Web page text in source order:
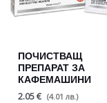
ПОЧИСТВАЩ
ПРЕПАРАТ ЗА
КАФЕМАШИНИ
2.05 € (4.01 лв.)